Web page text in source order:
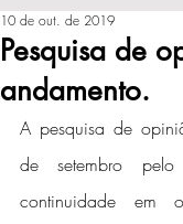
Pesquisa de
andamento.
10 de out. de 2019
A pesquisa de
de setembro pelo
continuidade em